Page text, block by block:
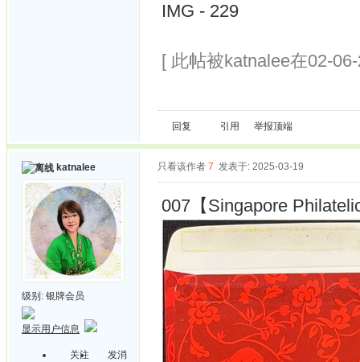
IMG - 229
[ 此帖被katnalee在02-
回复 引用 举报顶端
katnalee
级别: 银牌会员
显示用户信息
关注
发消
只看该作者 7 发表于: 2025-03-19
007【Singapore